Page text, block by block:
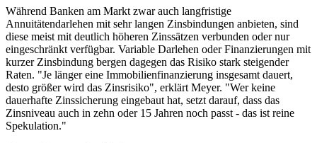
Während Banken am Markt zwar auch langfristige
Annuitätendarlehen mit sehr langen Zinsbindungen anbieten, sind
diese meist mit deutlich höheren Zinssätzen verbunden oder nur
eingeschränkt verfügbar. Variable Darlehen oder Finanzierungen mit
kurzer Zinsbindung bergen dagegen das Risiko stark steigender
Raten. "Je länger eine Immobilienfinanzierung insgesamt dauert,
desto größer wird das Zinsrisiko", erklärt Meyer. "Wer keine
dauerhafte Zinssicherung eingebaut hat, setzt darauf, dass das
Zinsniveau auch in zehn oder 15 Jahren noch passt - das ist reine
Spekulation."